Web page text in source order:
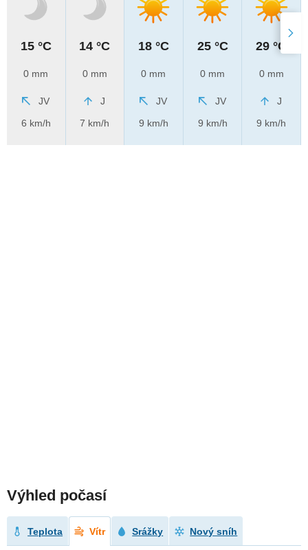
15 °C
0 mm
JV
6 km/h
14 °C
0 mm
J
7 km/h
18 °C
0 mm
JV
9 km/h
25 °C
0 mm
JV
9 km/h
29 °C
0 mm
J
9 km/h
Výhled počasí
Teplota Vítr Srážky Nový sníh